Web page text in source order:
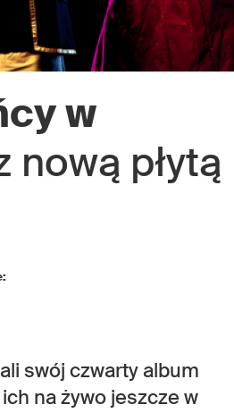
w
nową płytą
swój czwarty album
na żywo jeszcze w